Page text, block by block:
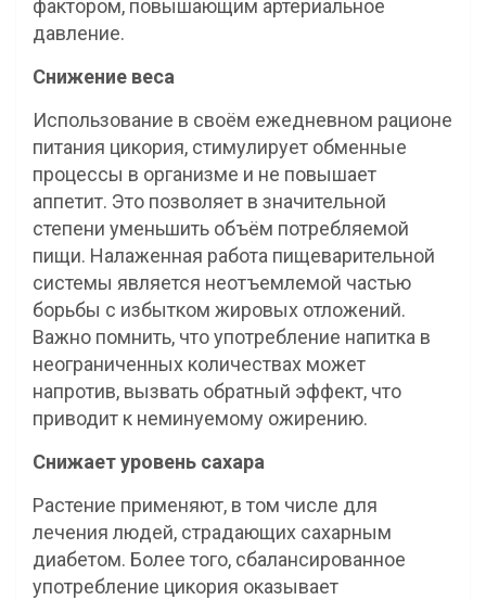
фактором, повышающим артериальное
давление.
Снижение веса
Использование в своём ежедневном рационе
питания цикория, стимулирует обменные
процессы в организме и не повышает
аппетит. Это позволяет в значительной
степени уменьшить объём потребляемой
пищи. Налаженная работа пищеварительной
системы является неотъемлемой частью
борьбы с избытком жировых отложений.
Важно помнить, что употребление напитка в
неограниченных количествах может
напротив, вызвать обратный эффект, что
приводит к неминуемому ожирению.
Снижает уровень сахара
Растение применяют, в том числе для
лечения людей, страдающих сахарным
диабетом. Более того, сбалансированное
употребление цикория оказывает